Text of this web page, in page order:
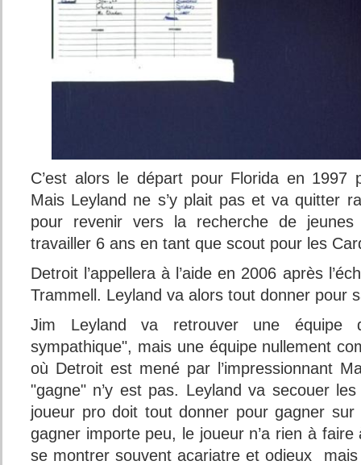
C’est alors le départ pour Florida en 1997
Mais Leyland ne s’y plait pas et va quitter
pour revenir vers la recherche de
travailler 6 ans en tant que scout pour les
Detroit l’appellera à l’aide en 2006 après
Trammell. Leyland va alors tout donner pour
Jim Leyland va retrouver une équipe
sympathique", mais une équipe nullement
où Detroit est mené par l’impressionnant
"gagne" n’y est pas. Leyland va secouer
joueur pro doit tout donner pour gagner
gagner importe peu, le joueur n’a rien à
se montrer souvent acariatre et odieux